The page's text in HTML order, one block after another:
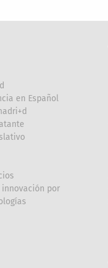
en Español
innovación por